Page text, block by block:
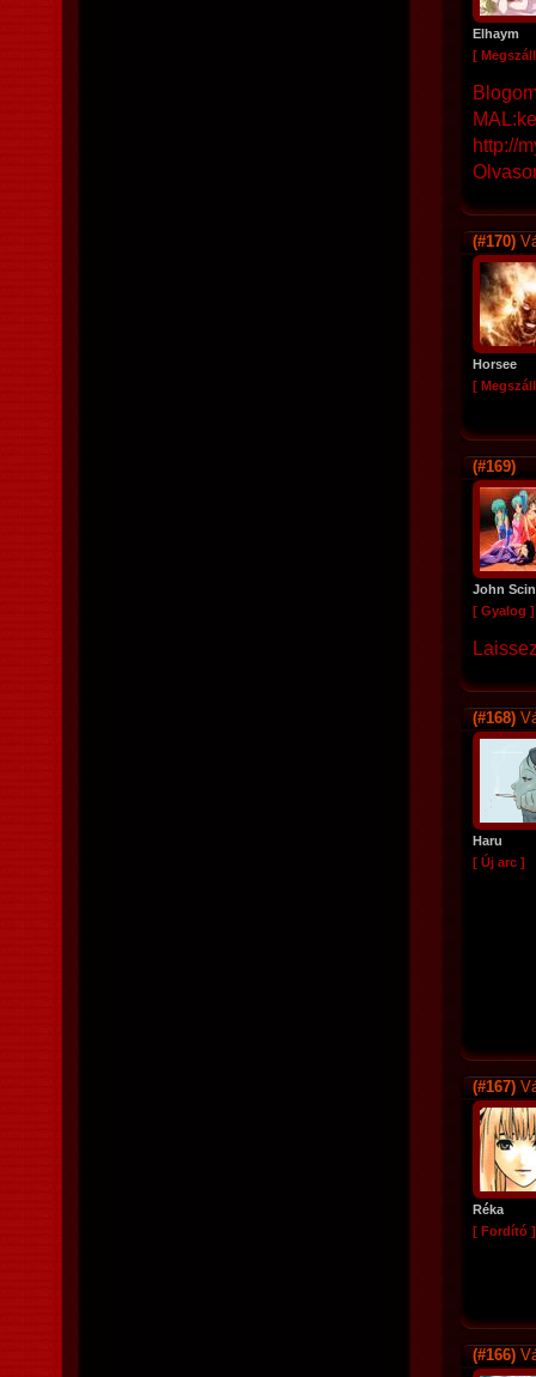
Elhaym
[
http://
(#170)
Horsee
[
(#169)
John
[ Gyalog ]
(#168)
Haru
[ Új arc ]
(#167)
Réka
[ Fordító ]
(#166)